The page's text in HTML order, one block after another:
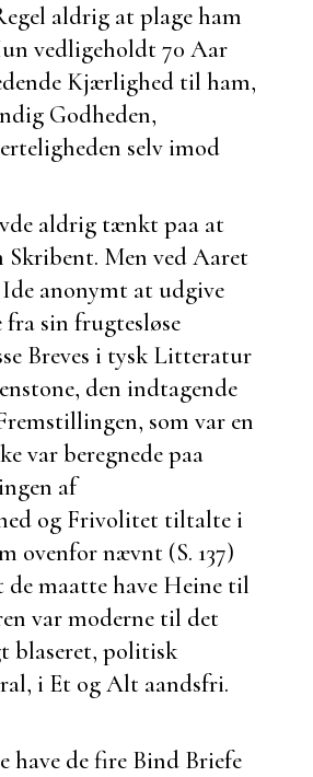
aldrig at plage ham
vedligeholdt 70 Aar
Kjærlighed til ham,
Godheden,
selv imod
aldrig tænkt paa at
Skribent. Men ved Aaret
anonymt at udgive
fra sin frugtesløse
Breves i tysk Litteratur
den indtagende
som var en
var beregnede paa
af
og Frivolitet tiltalte i
ovenfor nævnt (S. 137)
de maatte have Heine til
var moderne til det
blaseret, politisk
i Et og Alt aandsfri.
have de fire Bind Briefe